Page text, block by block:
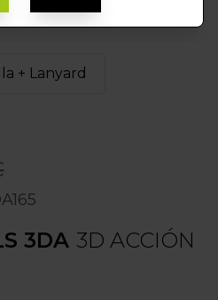
+ Lanyard
3DA 3D ACCIÓN